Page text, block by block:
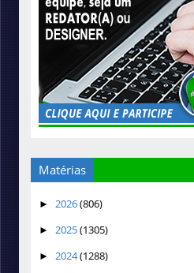
Matérias
► 2026(806)
► 2025(1305)
► 2024(1288)